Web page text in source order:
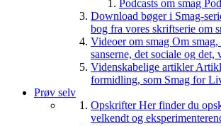
Podcasts om smag
Download bøger i Smag-
bog fra vores skriftserie om
Videoer om smag Om
sanserne, det sociale og
Videnskabelige artikler
formidling, som Smag for
Prøv selv
OpskrifterHer finder du
velkendt og